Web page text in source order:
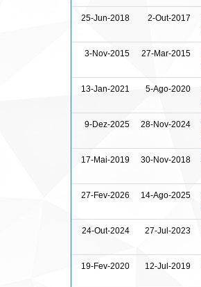
25-Jun-2018 2-Out-2017
3-Nov-2015 27-Mar-2015
13-Jan-2021 5-Ago-2020
9-Dez-2025 28-Nov-2024
17-Mai-2019 30-Nov-2018
27-Fev-2026 14-Ago-2025
24-Out-2024 27-Jul-2023
19-Fev-2020 12-Jul-2019